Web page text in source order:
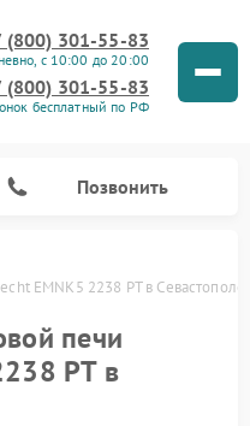
(800) 301-55-83
с 10:00 до 20:00
(800) 301-55-83
бесплатный по РФ
Позвонить
EMNK5 2238 PT в Севастополе
печи
PT в